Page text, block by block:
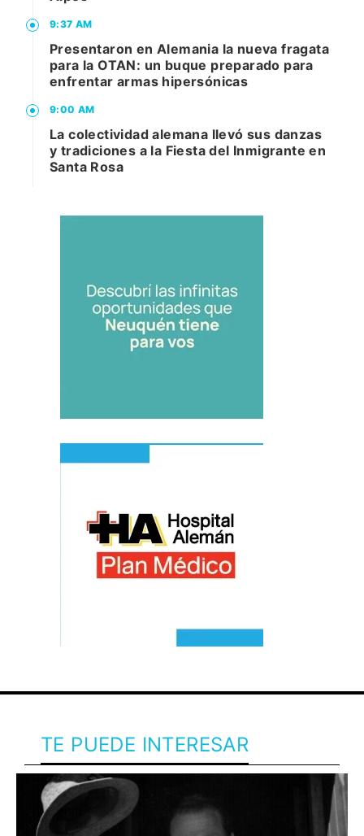
9:37 AM
Presentaron en Alemania la nueva fragata
para la OTAN: un buque preparado para
enfrentar armas hipersónicas
9:00 AM
La colectividad alemana llevó sus danzas
y tradiciones a la Fiesta del Inmigrante en
Santa Rosa
TE PUEDE INTERESAR